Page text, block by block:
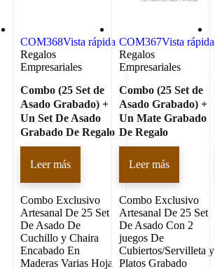
COM368Vista rápida
Regalos
Empresariales
Combo (25 Set de
Asado Grabado) +
Un Set De Asado
Grabado De Regalo
Leer más
Combo Exclusivo
Artesanal De 25 Set
De Asado De
Cuchillo y Chaira
Encabado En
Maderas Varias Hoja
COM367Vista rápida
Regalos
Empresariales
Combo (25 Set de
Asado Grabado) +
Un Mate Grabado
De Regalo
Leer más
Combo Exclusivo
Artesanal De 25 Set
De Asado Con 2
juegos De
Cubiertos/Servilleta y
Platos Grabado